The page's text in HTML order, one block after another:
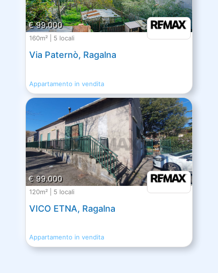
€ 99.000
160m² | 5 locali
Via Paternò, Ragalna
Appartamento in vendita
€ 99.000
120m² | 5 locali
VICO ETNA, Ragalna
Appartamento in vendita